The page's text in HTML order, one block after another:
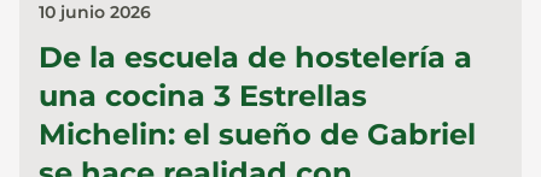
10 junio 2026
De la escuela de hostelería a
una cocina 3 Estrellas
Michelin: el sueño de Gabriel